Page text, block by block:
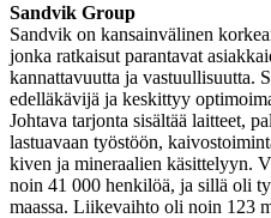
Sandvik Group
Sandvik on kansainvälinen
jonka ratkaisut parantavat
kannattavuutta ja vastuullisuutta.
edelläkävijä ja keskittyy
Johtava tarjonta sisältää laitteet,
lastuavaan työstöön,
kiven ja mineraalien käsittelyyn.
noin 41 000 henkilöä, ja sillä oli
maassa. Liikevaihto oli noin 123